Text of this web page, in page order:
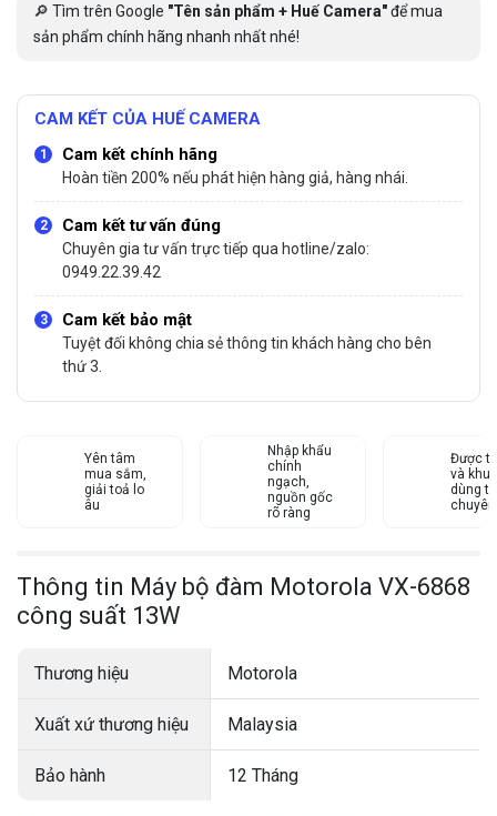
🔎 Tìm trên Google "Tên sản phẩm + Huế Camera"để mua
sản phẩm chính hãng nhanh nhất nhé!
CAM KẾT CỦA HUẾ CAMERA
Cam kết chính hãng
Hoàn tiền 200% nếu phát hiện hàng giả, hàng nhái.
Cam kết tư vấn đúng
Chuyên gia tư vấn trực tiếp qua hotline/zalo:
0949.22.39.42
Cam kết bảo mật
Tuyệt đối không chia sẻ thông tin khách hàng cho bên
thứ 3.
Yên tâm
mua sắm,
giải toả lo
âu
Nhập khẩu
chính
ngạch,
nguồn gốc
rõ ràng
Được
và
dùng từ
Thông tin Máy bộ đàm Motorola VX-6868
công suất 13W
Thương hiệu Motorola
Xuất xứ thương hiệu Malaysia
Bảo hành 12 Tháng